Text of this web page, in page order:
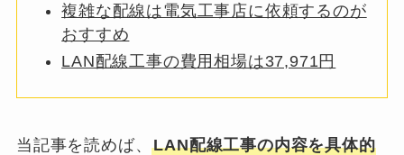
複雑な配線は電気工事店に依頼するのが
おすすめ
LAN配線工事の費用相場は37,971円
当記事を読めば、LAN配線工事の内容を具体的